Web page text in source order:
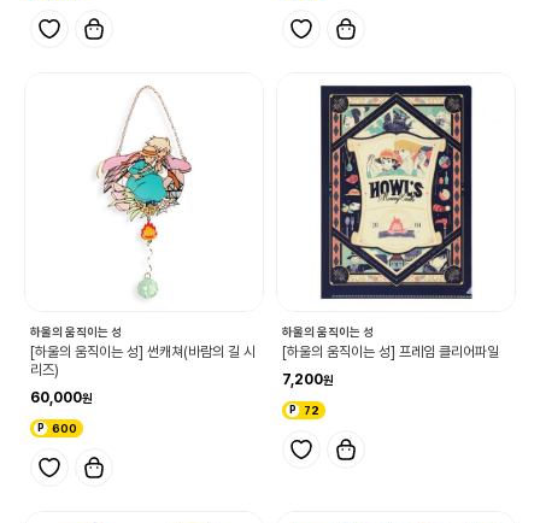
하울의 움직이는 성
[하울의 움직이는 성] 썬캐쳐(바람의 길 시
리즈)
60,000
600
하울의 움직이는 성
[하울의 움직이는 성] 프레임 클리어파일
7,200
72